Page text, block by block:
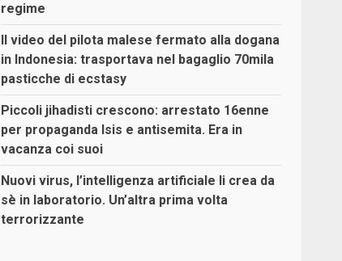
regime
Il video del pilota malese fermato alla dogana
in Indonesia: trasportava nel bagaglio 70mila
pasticche di ecstasy
Piccoli jihadisti crescono: arrestato 16enne
per propaganda Isis e antisemita. Era in
vacanza coi suoi
Nuovi virus, l’intelligenza artificiale li crea da
sè in laboratorio. Un’altra prima volta
terrorizzante